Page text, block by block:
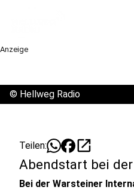
Anzeige
© Hellweg Radio
Teilen: open_in_new
Abendstart bei
Bei der Warsteiner